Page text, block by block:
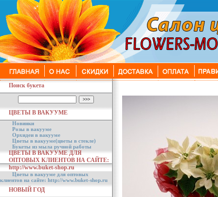
Поиск букета
ЦВЕТЫ В ВАКУУМЕ
Новинки
Розы в вакууме
Орхидеи в вакууме
Цветы в вакууме(цветы в стекле)
Букеты из мыла ручной работы
ЦВЕТЫ В ВАКУУМЕ ДЛЯ
ОПТОВЫХ КЛИЕНТОВ НА САЙТЕ:
http://www.buket-shop.ru
Цветы в вакууме для оптовых
клиентов на сайте: http://www.buket-shop.ru
НОВЫЙ ГОД